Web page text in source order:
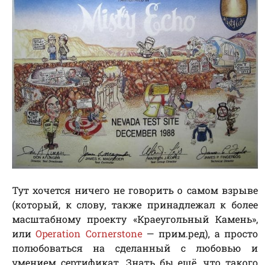
Тут хочется ничего не говорить о самом взрыве
(который, к слову, также принадлежал к более
масштабному проекту «Краеугольный Камень»,
илиOperation Cornerstone— прим.ред), а просто
полюбоваться на сделанный с любовью и
умением сертификат. Знать бы ещё, что такого